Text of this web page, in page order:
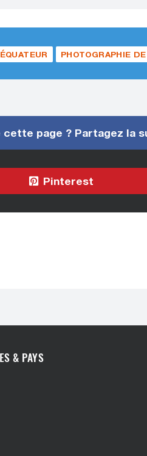
PHOTOGRAPHIE
cette page ? Partagez la
Pinterest
& PAYS